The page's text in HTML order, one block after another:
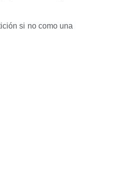
si no como una